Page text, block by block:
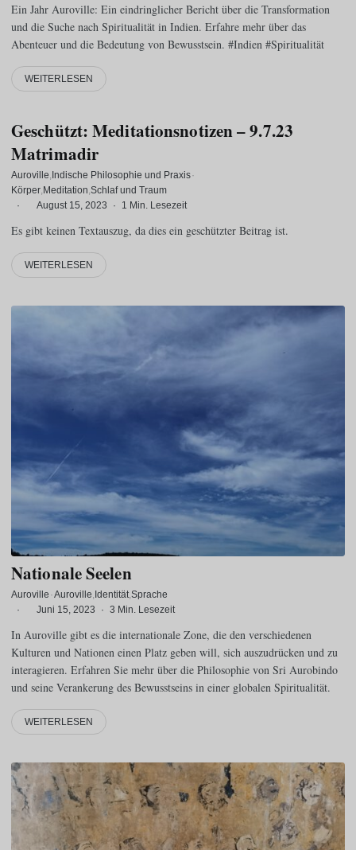
Ein Jahr Auroville: Ein eindringlicher Bericht über die Transformation
und die Suche nach Spiritualität in Indien. Erfahre mehr über das
Abenteuer und die Bedeutung von Bewusstsein. #Indien #Spiritualität
WEITERLESEN
Geschützt: Meditationsnotizen – 9.7.23
Matrimadir
Auroville Indische Philosophie und Praxis·
Körper Meditation Schlaf und Traum
·
August 15, 2023 · 1 Min. Lesezeit
Es gibt keinen Textauszug, da dies ein geschützter Beitrag ist.
WEITERLESEN
Nationale Seelen
Auroville ·Auroville Identität Sprache
·
Juni 15, 2023 · 3 Min. Lesezeit
In Auroville gibt es die internationale Zone, die den verschiedenen
Kulturen und Nationen einen Platz geben will, sich auszudrücken und zu
interagieren. Erfahren Sie mehr über die Philosophie von Sri Aurobindo
und seine Verankerung des Bewusstseins in einer globalen Spiritualität.
WEITERLESEN